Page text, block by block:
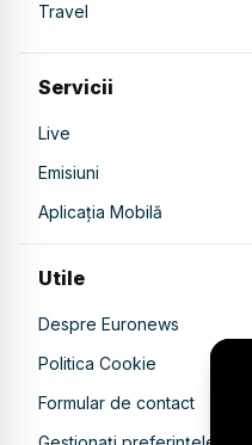
Travel
Servicii
Live
Emisiuni
Aplicația Mobilă
Utile
Despre Euronews
Politica Cookie
Formular de contact